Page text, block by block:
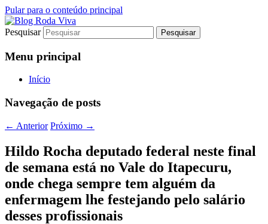
Pular para o conteúdo principal
Blog Roda Viva
Jornalismo sério comprometido com a
verdade
Pesquisar
Menu principal
Início
Navegação de posts
← Anterior Próximo →
Hildo Rocha deputado federal neste final
de semana está no Vale do Itapecuru,
onde chega sempre tem alguém da
enfermagem lhe festejando pelo salário
desses profissionais